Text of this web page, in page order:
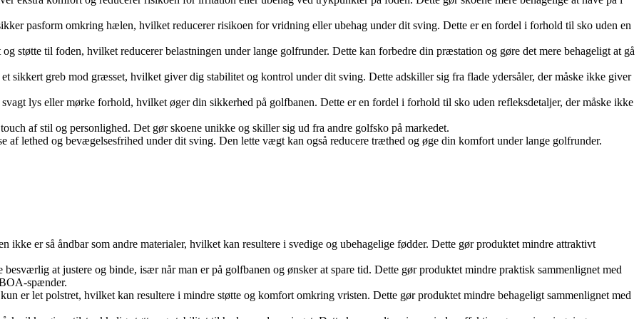
pasform omkring hælen, hvilket reducerer risikoen for vridning eller ubehag under dit sving. Dette er en fordel i forhold til sko uden en
støtte til foden, hvilket reducerer belastningen under lange golfrunder. Dette kan forbedre din præstation og gøre det mere behageligt at gå
sikkert greb mod græsset, hvilket giver dig stabilitet og kontrol under dit sving. Dette adskiller sig fra flade ydersåler, der måske ikke giver
lys eller mørke forhold, hvilket øger din sikkerhed på golfbanen. Dette er en fordel i forhold til sko uden refleksdetaljer, der måske ikke
af stil og personlighed. Det gør skoene unikke og skiller sig ud fra andre golfsko på markedet.
lethed og bevægelsesfrihed under dit sving. Den lette vægt kan også reducere træthed og øge din komfort under lange golfrunder.
er så åndbar som andre materialer, hvilket kan resultere i svedige og ubehagelige fødder. Dette gør produktet mindre attraktivt
at justere og binde, især når man er på golfbanen og ønsker at spare tid. Dette gør produktet mindre praktisk sammenlignet med
spænder.
er let polstret, hvilket kan resultere i mindre støtte og komfort omkring vristen. Dette gør produktet mindre behageligt sammenlignet med